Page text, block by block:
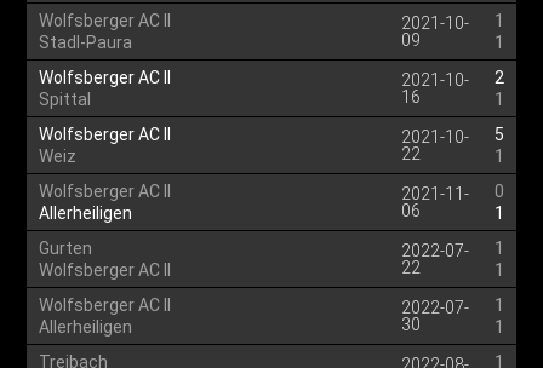
Wolfsberger AC II
Stadl-Paura
2021-10-
09
1
1
Wolfsberger AC II
Spittal
2021-10-
16
2
1
Wolfsberger AC II
Weiz
2021-10-
22
5
1
Wolfsberger AC II
Allerheiligen
2021-11-
06
0
1
Gurten
Wolfsberger AC II
2022-07-
22
1
1
Wolfsberger AC II
Allerheiligen
2022-07-
30
1
1
Treibach
1